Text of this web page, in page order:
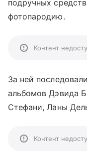
подручных
фотопародию.
Контент
За ней
альбомов Дэвида
Стефани, Ланы
Контент